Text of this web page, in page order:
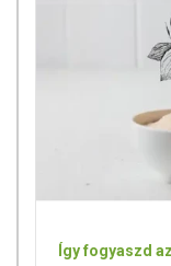
Így fogyaszd